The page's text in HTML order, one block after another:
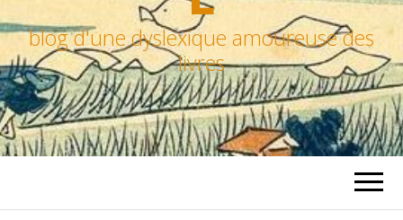
blog d'une dyslexique amoureuse des
livres